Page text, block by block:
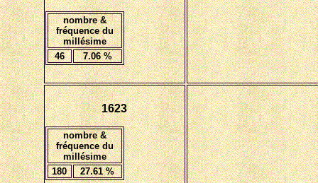
nombre &
fréquence du
millésime
46
7.06%
1623
nombre &
fréquence du
millésime
180
27.61%